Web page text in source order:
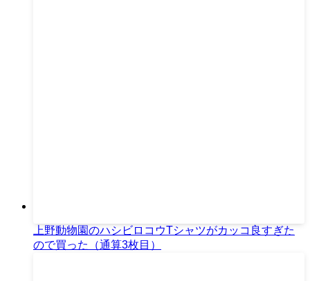
上野動物園のハシビロコウTシャツがカッコ良すぎた
ので買った（通算3枚目）